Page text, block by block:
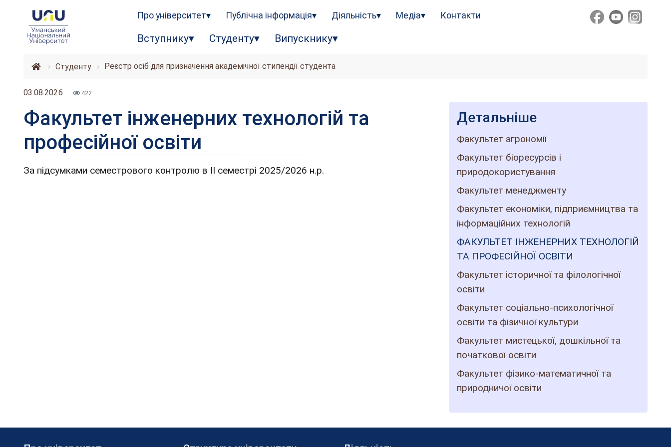
Про університет Публічна інформація Діяльність Медіа Контакти
Вступнику Студенту Випускнику
Студенту Реєстр осіб для призначення академічної стипендії студента
03.08.2026 422
Факультет інженерних технологій та
професійної освіти
За підсумками семестрового контролю в ІІ семестрі 2025/2026 н.р.
Детальніше
Факультет агрономії
Факультет біоресурсів і
природокористування
Факультет менеджменту
Факультет економіки, підприємництва та
інформаційних технологій
ФАКУЛЬТЕТ ІНЖЕНЕРНИХ ТЕХНОЛОГІЙ
ТА ПРОФЕСІЙНОЇ ОСВІТИ
Факультет історичної та філологічної
освіти
Факультет соціально-психологічної
освіти та фізичної культури
Факультет мистецької, дошкільної та
початкової освіти
Факультет фізико-математичної та
природничої освіти